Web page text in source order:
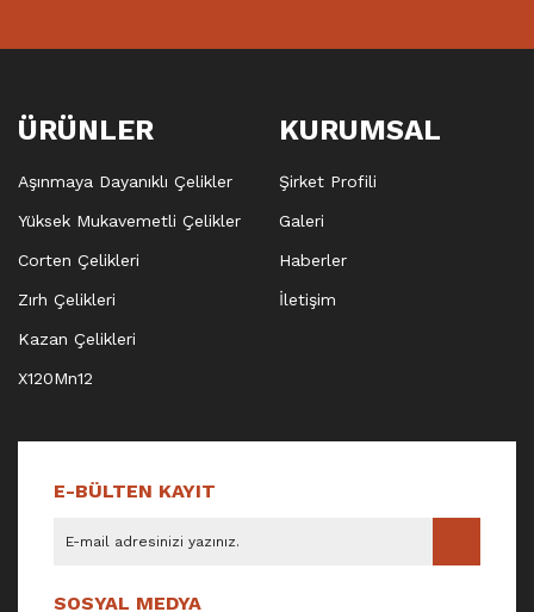
ÜRÜNLER
Aşınmaya Dayanıklı Çelikler
Yüksek Mukavemetli Çelikler
Corten Çelikleri
Zırh Çelikleri
Kazan Çelikleri
X120Mn12
KURUMSAL
Şirket Profili
Galeri
Haberler
İletişim
E-BÜLTEN KAYIT
SOSYAL MEDYA